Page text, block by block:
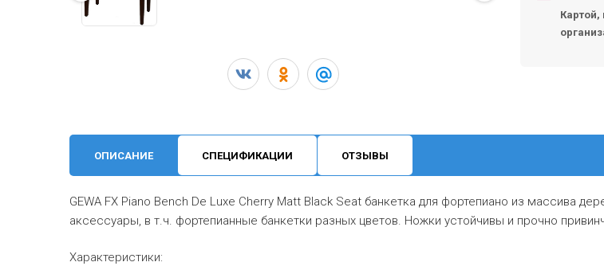
ОПИСАНИЕ СПЕЦИФИКАЦИИ ОТЗЫВЫ
GEWA FX Piano Bench De Luxe Cherry Matt Black Seat банкетка для фортепиано из массива
аксессуары, в т.ч. фортепианные банкетки разных цветов. Ножки устойчивы и прочно
Характеристики: